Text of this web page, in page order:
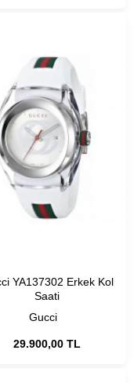
Gucci
YA137302 Erkek Kol
Saati
29.900,00 TL